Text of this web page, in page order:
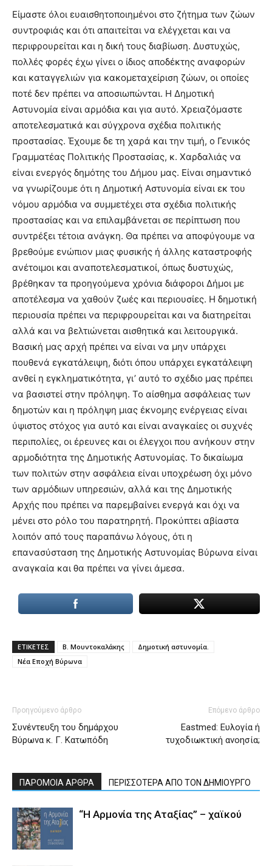
Είμαστε όλοι ευαισθητοποιημένοι στο ζήτημα των ζώων
συντροφιάς και ότι απαιτείται να ελέγχεται και να
περιφρουρείται και η δική τους διαβίωση. Δυστυχώς,
πολλές φορές έχω γίνει ο ίδιος αποδέκτης αναφορών
και καταγγελιών για κακομεταχείριση ζώων, οι οποίες
ποτέ δεν πρέπει να αποσιωπώνται. Η Δημοτική
Αστυνομία είναι αρμόδια και για αυτό. Χρειαζόμαστε
αποτελεσματικά και σύγχρονα σχέδια πολιτικής
προστασίας. Έχουμε δε τη χαρά και την τιμή, ο Γενικός
Γραμματέας Πολιτικής Προστασίας, κ. Χαρδαλιάς να
είναι ενεργός δημότης του Δήμου μας. Είναι σημαντικό
να γνωρίζουμε ότι η Δημοτική Αστυνομία είναι εκ του
νόμου αρμόδια να συμμετέχει στα σχέδια πολιτικής
προστασίας και να επιλαμβάνεται σε περίπτωση που
συντρέξει τέτοια ανάγκη. Θα πρέπει να αποφύγουμε να
βρεθούμε ενώπιον μιας φυσικής ή άλλης καταστροφής
ανέτοιμοι και αναποτελεσματικοί, όπως δυστυχώς,
βρέθηκαν τα προηγούμενα χρόνια διάφοροι Δήμοι με
αποτέλεσμα να χαθούν ζωές και περιουσίες. Η δημοτική
περιουσία πρέπει να περιφρουρείται και να διατηρείται
αλλά και να βελτιώνεται αισθητικά και λειτουργικά.
Βασική μας αρχή πρέπει να είναι να μην υπάρχει
πουθενά εγκατάλειψη, διότι όπου υπάρχει εγκατάλειψη
ανθεί η εγκληματικότητα, γι’ αυτό το σχέδιο μας πρέπει
να βασιστεί στην πρόληψη. Το αίσθημα ασφάλειας των
δημοτών και η πρόληψη μιας έκνομης ενέργειας είναι
ύψιστος στόχος για αυτό και είναι αναγκαίες οι συχνές
περιπολίες, οι έρευνες και οι έλεγχοι που ανήκουν στην
αρμοδιότητα της Δημοτικής Αστυνομίας. Το δικαίωμα
των πολιτών στην ασφάλεια είναι υποχρέωση όχι μόνο
των αρμόδιων υπηρεσιών, αλλά και της Δημοτικής
Αρχής που πρέπει να παρεμβαίνει ενεργά και όχι να
μένει στο ρόλο του παρατηρητή. Προκύπτει αβίαστα
λοιπόν από τους παραπάνω λόγους, ότι η
επανασύσταση της Δημοτικής Αστυνομίας Βύρωνα είναι
αναγκαία και θα πρέπει να γίνει άμεσα.
ΕΤΙΚΕΤΕΣ Β. Μουντοκαλάκης
Δημοτική αστυνομία.
Νέα Εποχή Βύρωνα
Προηγούμενο άρθρο
Συνέντευξη του δημάρχου
Βύρωνα κ. Γ. Κατωπόδη
Επόμενο άρθρο
Eastmed: Ευλογία ή
τυχοδιωκτική ανοησία;
ΠΑΡΟΜΟΙΑ ΑΡΘΡΑ ΠΕΡΙΣΣΟΤΕΡΑ ΑΠΟ ΤΟΝ ΔΗΜΙΟΥΡΓΟ
“Η Αρμονία της Αταξίας” – χαϊκού